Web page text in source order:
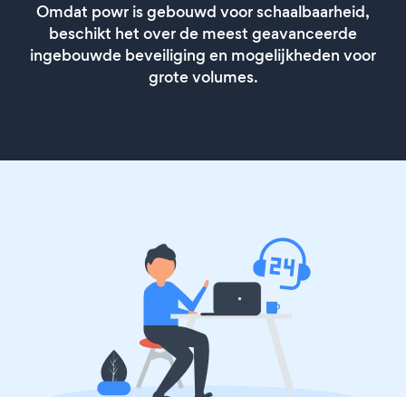
Omdat powr is gebouwd voor schaalbaarheid,
beschikt het over de meest geavanceerde
ingebouwde beveiliging en mogelijkheden voor
grote volumes.